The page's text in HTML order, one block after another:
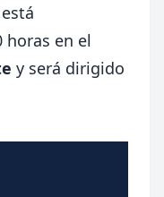
horas en el
y será dirigido